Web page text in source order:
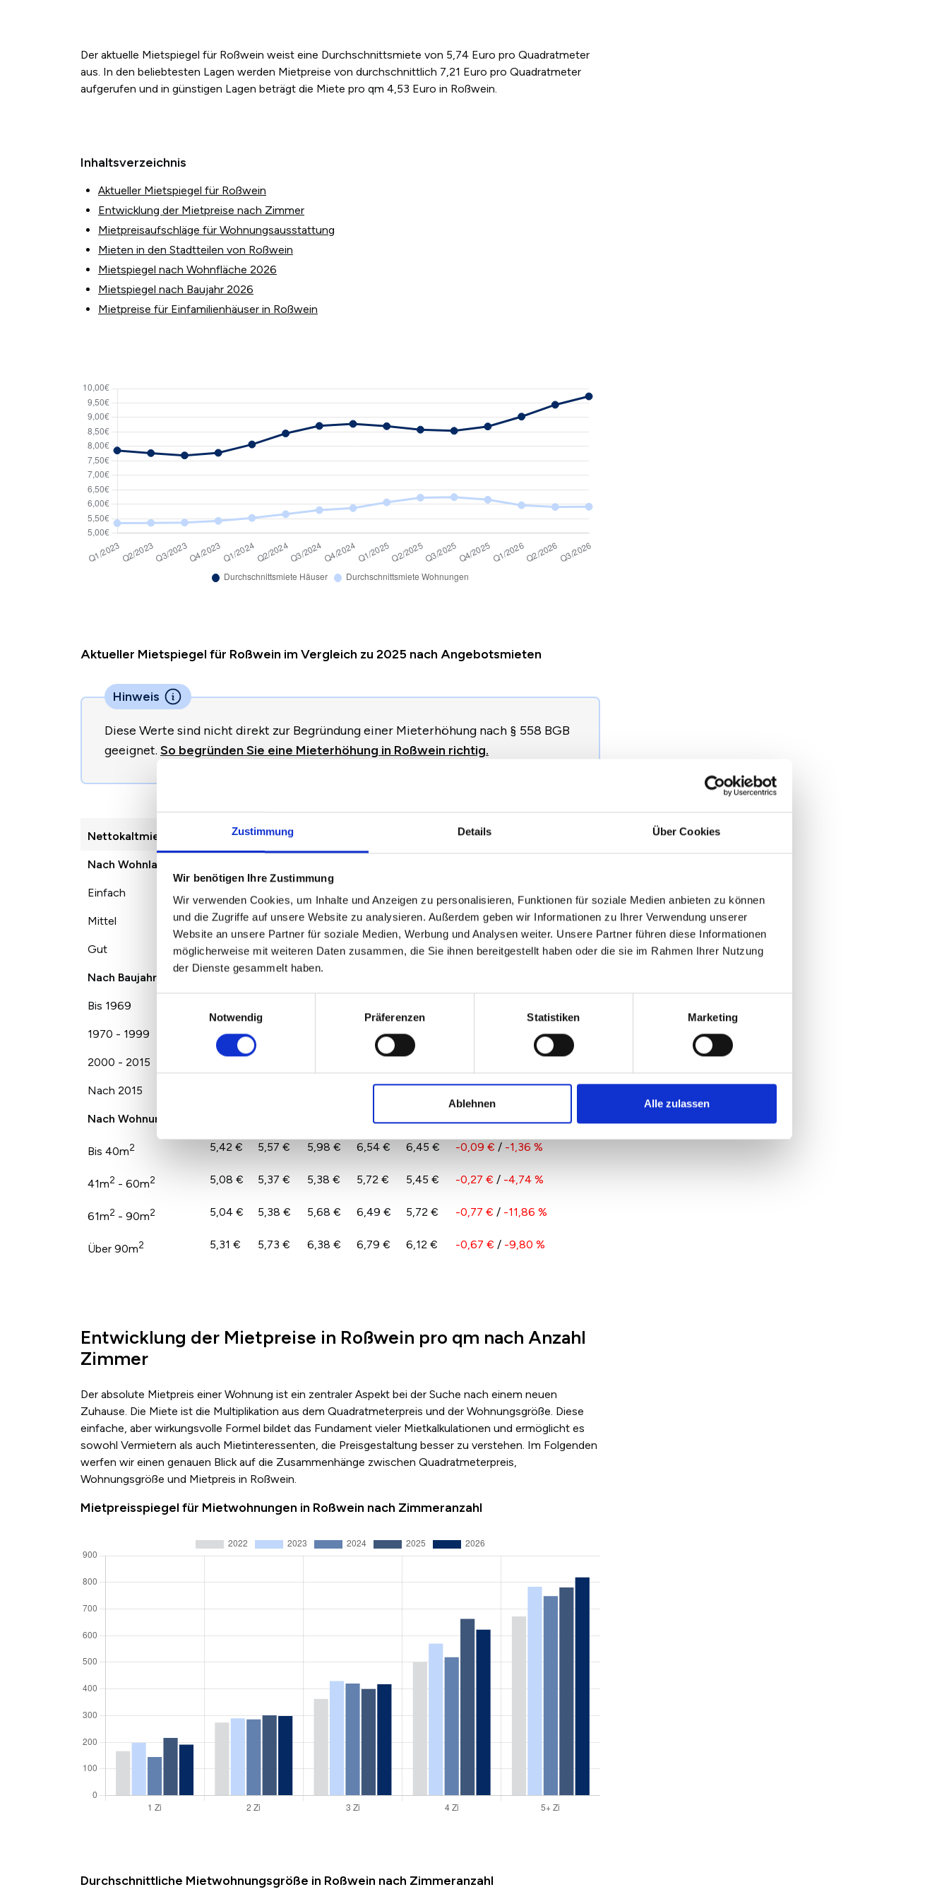
Zustimmung Details Über Cookies
Wir benötigen Ihre Zustimmung
Wir verwenden Cookies, um Inhalte und Anzeigen zu personalisieren, Funktionen für soziale Medien anbieten zu können
und die Zugriffe auf unsere Website zu analysieren. Außerdem geben wir Informationen zu Ihrer Verwendung unserer
Website an unsere Partner für soziale Medien, Werbung und Analysen weiter. Unsere Partner führen diese Informationen
möglicherweise mit weiteren Daten zusammen, die Sie ihnen bereitgestellt haben oder die sie im Rahmen Ihrer Nutzung
der Dienste gesammelt haben.
Notwendig
Präferenzen Statistiken Marketing
Ablehnen Alle zulassen
Der aktuelle Mietspiegel für Roßwein weist eine Durchschnittsmiete von 5,74 Euro pro Quadratmeter
aus. In den beliebtesten Lagen werden Mietpreise von durchschnittlich 7,21 Euro pro Quadratmeter
aufgerufen und in günstigen Lagen beträgt die Miete pro qm 4,53 Euro in Roßwein.
Inhaltsverzeichnis
Aktueller Mietspiegel für Roßwein
Entwicklung der Mietpreise nach Zimmer
Mietpreisaufschläge für Wohnungsausstattung
Mieten in den Stadtteilen von Roßwein
Mietspiegel nach Wohnfläche 2026
Mietspiegel nach Baujahr 2026
Mietpreise für Einfamilienhäuser in Roßwein
Aktueller Mietspiegel für Roßwein im Vergleich zu 2025 nach Angebotsmieten
Hinweis
Diese Werte sind nicht direkt zur Begründung einer Mieterhöhung nach § 558 BGB
geeignet. So begründen Sie eine Mieterhöhung in Roßwein richtig.
Nettokaltmiete /m 2022 2023 Veränderung zum Vorjahr
Nach Wohnlage
Einfach
Mittel 5,11 € 5,42 € 5,70 € 6,10 € 5,74 € -0,35 €/-5,77 %
Gut 5,95 € 6,57 € 7,03 € 7,92 € 7,21 € -0,71 €/-8,93 %
Nach Baujahr
Bis 1969
1970 - 1999 5,11 € 5,80 € 5,63 € -2,98 %
2000 - 2015
Nach 2015 9,08 € 8,88 € -0,20 €/-2,19 %
Nach Wohnungsgröße
Bis 40m2 5,42 € 5,57 € 5,98 € 6,54 € 6,45 € -0,09 € / -1,36 %
41m2 - 60m2 5,08 € 5,37 € 5,38 € 5,72 € 5,45 € -0,27 € / -4,74 %
61m2 - 90m2 5,04 € 5,38 € 5,68 € 6,49 € 5,72 € -0,77 € / -11,86 %
Über 90m2 5,31 € 5,73 € 6,38 € 6,79 € 6,12 € -0,67 € / -9,80 %
Entwicklung der Mietpreise in Roßwein pro qm nach Anzahl
Zimmer
Der absolute Mietpreis einer Wohnung ist ein zentraler Aspekt bei der Suche nach einem neuen
Zuhause. Die Miete ist die Multiplikation aus dem Quadratmeterpreis und der Wohnungsgröße. Diese
einfache, aber wirkungsvolle Formel bildet das Fundament vieler Mietkalkulationen und ermöglicht es
sowohl Vermietern als auch Mietinteressenten, die Preisgestaltung besser zu verstehen. Im Folgenden
werfen wir einen genauen Blick auf die Zusammenhänge zwischen Quadratmeterpreis,
Wohnungsgröße und Mietpreis in Roßwein.
Mietpreisspiegel für Mietwohnungen in Roßwein nach Zimmeranzahl
Durchschnittliche Mietwohnungsgröße in Roßwein nach Zimmeranzahl